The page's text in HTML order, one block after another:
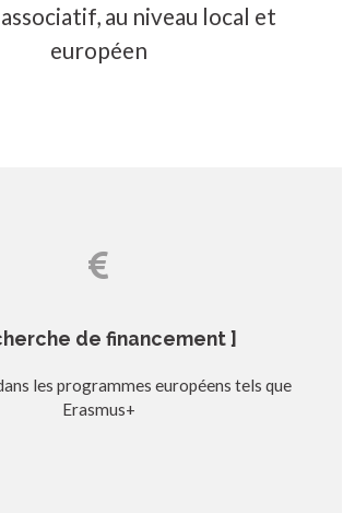
au niveau local et
européen
de financement ]
les programmes européens tels que
Erasmus+